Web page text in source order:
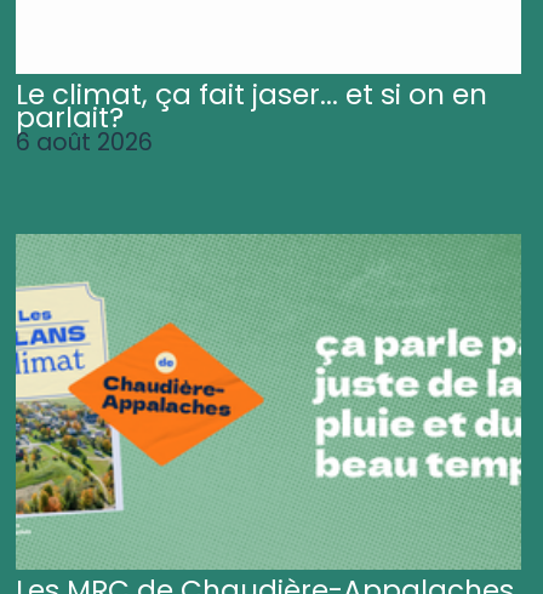
Le climat, ça fait jaser... et si on en
parlait?
6 août 2026